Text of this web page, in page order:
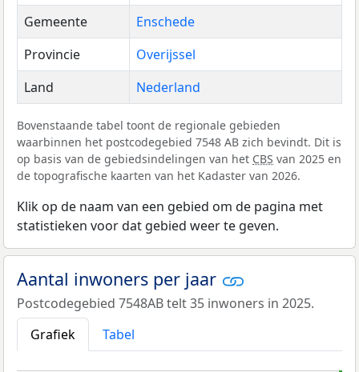
Gemeente
Enschede
Provincie
Overijssel
Land
Nederland
Bovenstaande tabel toont de regionale gebieden
waarbinnen het postcodegebied 7548 AB zich bevindt. Dit is
op basis van de gebiedsindelingen van het CBS van 2025 en
de topografische kaarten van het Kadaster van 2026.
Klik op de naam van een gebied om de pagina met
statistieken voor dat gebied weer te geven.
Aantal inwoners per jaar
Postcodegebied 7548AB telt 35 inwoners in 2025.
Grafiek
Tabel